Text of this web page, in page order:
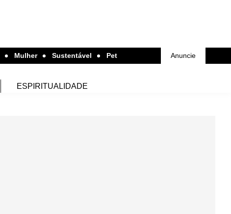
Mulher Sustentável Pet Anuncie
ESPIRITUALIDADE